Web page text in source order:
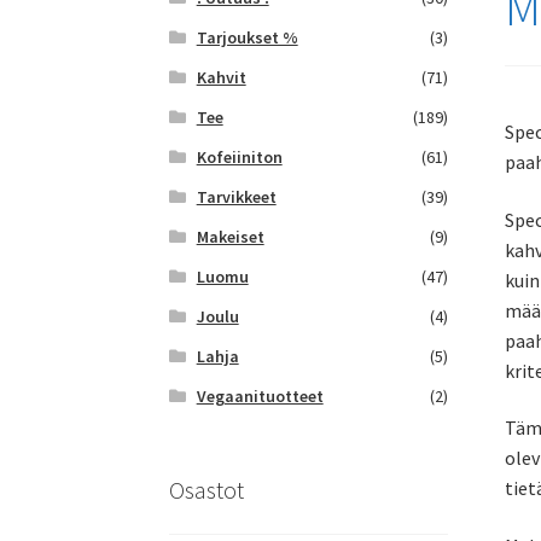
Tarjoukset %
(3)
Kahvit
(71)
Tee
(189)
Kofeiiniton
(61)
Tarvikkeet
(39)
Makeiset
(9)
Luomu
(47)
Joulu
(4)
Lahja
(5)
Vegaanituotteet
(2)
Osastot